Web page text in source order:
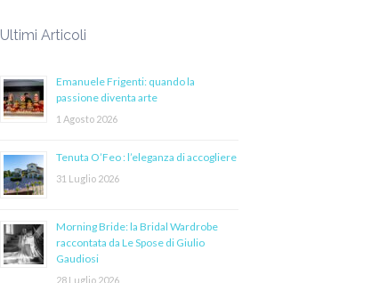
Ultimi Articoli
Emanuele Frigenti: quando la
passione diventa arte
1 Agosto 2026
Tenuta O’Feo : l’eleganza di accogliere
31 Luglio 2026
Morning Bride: la Bridal Wardrobe
raccontata da Le Spose di Giulio
Gaudiosi
28 Luglio 2026